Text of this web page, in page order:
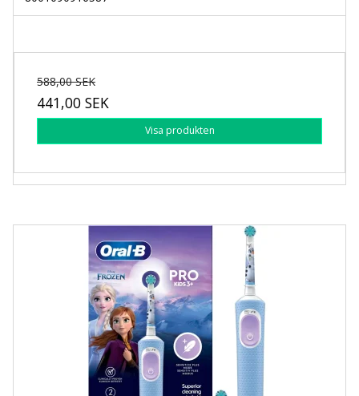
588,00 SEK
441,00 SEK
Visa produkten